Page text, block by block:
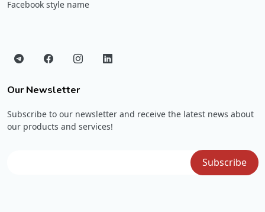
Facebook style name
Our Newsletter
Subscribe to our newsletter and receive the latest news about
our products and services!